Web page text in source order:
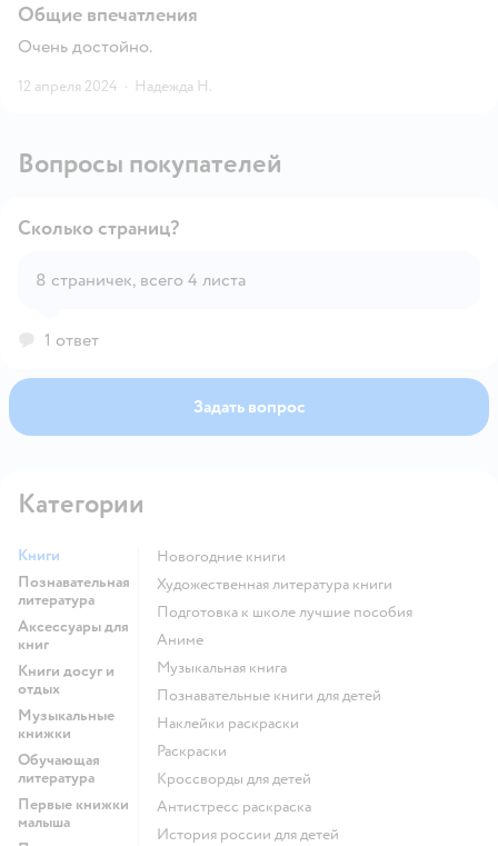
Общие впечатления
Очень достойно.
12 апреля 2024 · Надежда Н.
Вопросы покупателей
Сколько страниц?
8 страничек, всего 4 листа
1 ответ
Задать вопрос
Категории
Книги
Познавательная
литература
Аксессуары для
книг
Книги досуг и
отдых
Музыкальные
книжки
Обучающая
литература
Первые книжки
малыша
новогодние книги
художественная литература книги
подготовка к школе лучшие пособия
Аниме
музыкальная книга
познавательные книги для детей
наклейки раскраски
раскраски
кроссворды для детей
антистресс раскраска
история россии для детей